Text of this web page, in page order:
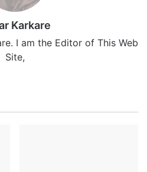
Karkare
I am the Editor of This Web
Site,